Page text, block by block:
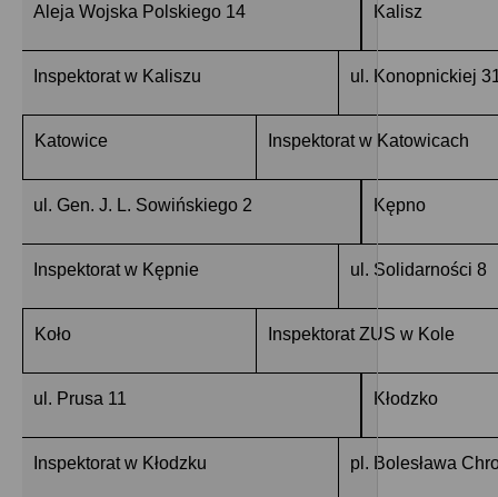
Aleja Wojska Polskiego 14 Kalisz
Inspektorat w Kaliszu ul. Konopnickiej
Katowice Inspektorat w Katowicach
ul. Gen. J. L. Sowińskiego 2 Kępno
Inspektorat w Kępnie ul. Solidarności 8
Koło Inspektorat ZUS w Kole
ul. Prusa 11 Kłodzko
Inspektorat w Kłodzku pl. Bolesława